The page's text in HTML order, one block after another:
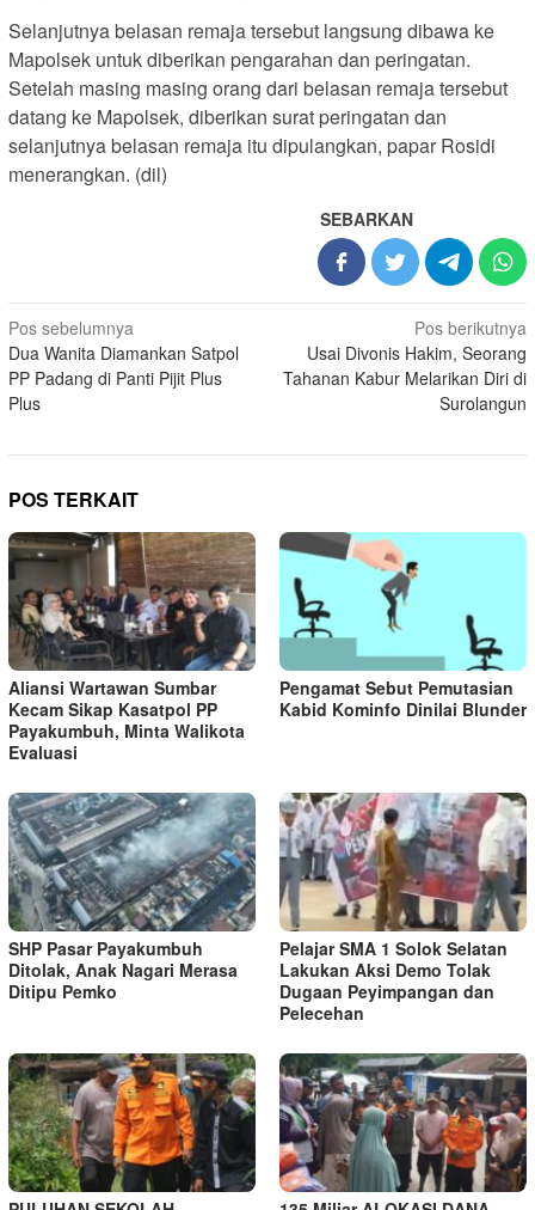
Selanjutnya belasan remaja tersebut langsung dibawa ke
Mapolsek untuk diberikan pengarahan dan peringatan.
Setelah masing masing orang dari belasan remaja tersebut
datang ke Mapolsek, diberikan surat peringatan dan
selanjutnya belasan remaja itu dipulangkan, papar Rosidi
menerangkan. (dil)
SEBARKAN
Navigasi
pos
Pos sebelumnya
Dua Wanita Diamankan Satpol
PP Padang di Panti Pijit Plus
Plus
Pos berikutnya
Usai Divonis Hakim, Seorang
Tahanan Kabur Melarikan Diri di
Surolangun
POS TERKAIT
Aliansi Wartawan Sumbar
Kecam Sikap Kasatpol PP
Payakumbuh, Minta Walikota
Evaluasi
Pengamat Sebut Pemutasian
Kabid Kominfo Dinilai Blunder
SHP Pasar Payakumbuh
Ditolak, Anak Nagari Merasa
Ditipu Pemko
Pelajar SMA 1 Solok Selatan
Lakukan Aksi Demo Tolak
Dugaan Peyimpangan dan
Pelecehan